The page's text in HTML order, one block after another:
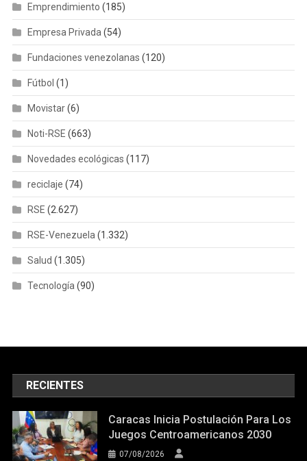
Emprendimiento (185)
Empresa Privada (54)
Fundaciones venezolanas (120)
Fútbol (1)
Movistar(6)
Noti-RSE (663)
Novedades ecológicas (117)
reciclaje (74)
RSE (2.627)
RSE-Venezuela (1.332)
Salud (1.305)
Tecnología (90)
RECIENTES
Caracas Inicia Postulación Para Los
Juegos Centroamericanos 2030
07/08/2026